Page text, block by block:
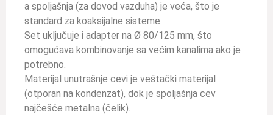
a spoljašnja (za dovod vazduha) je veća, što je
standard za koaksijalne sisteme.
Set uključuje i adapter na Ø 80/125 mm, što
omogućava kombinovanje sa većim kanalima ako je
potrebno.
Materijal unutrašnje cevi je veštački materijal
(otporan na kondenzat), dok je spoljašnja cev
najčešće metalna (čelik).